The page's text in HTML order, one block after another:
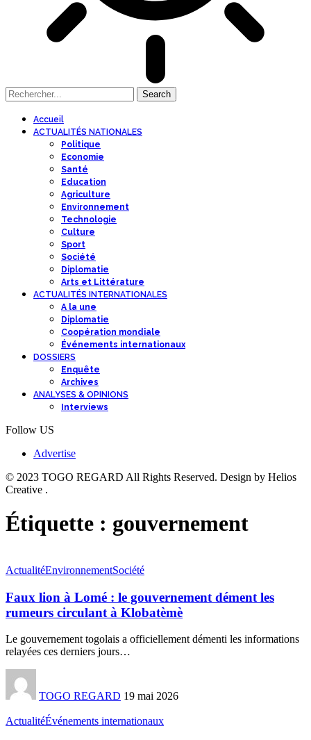
Accueil
ACTUALITÉS NATIONALES
Politique
Economie
Santé
Education
Agriculture
Environnement
Technologie
Culture
Sport
Société
Diplomatie
Arts et Littérature
ACTUALITÉS INTERNATIONALES
A la une
Diplomatie
Coopération mondiale
Événements internationaux
DOSSIERS
Enquête
Archives
ANALYSES & OPINIONS
Interviews
Follow US
Advertise
© 2023 TOGO REGARD All Rights Reserved. Design by Helios
Creative .
Étiquette : gouvernement
ActualitéEnvironnementSociété
Faux lion à Lomé : le gouvernement dément les
rumeurs circulant à Klobatèmè
Le gouvernement togolais a officiellement démenti les informations
relayées ces derniers jours…
TOGO REGARD 19 mai 2026
ActualitéÉvénements internationaux